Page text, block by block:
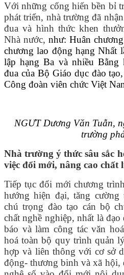
Với những cống hiến bền bỉ
phát triển, nhà trường đã
đua và hình thức khen
Nhà nước, như: Huân
chương lao động hạng Nhất
lập hạng Ba và nhiều
đua của Bộ Giáo dục đào
Công đoàn viên chức Việt
NGƯT Dương Văn Tuẫn,
trường
Nhà trường ý thức sâu sắc
việc đổi mới, nâng cao chất
Tiếp tục đổi mới chương
hướng hiện đại, tăng
chú trọng đào tạo cán bộ
chất nghề nghiệp, nhất là
báo và làm công tác văn
hoá toàn bộ quy trình quản
hợp và liên thông với cơ sở
động- thương binh và xã hội,